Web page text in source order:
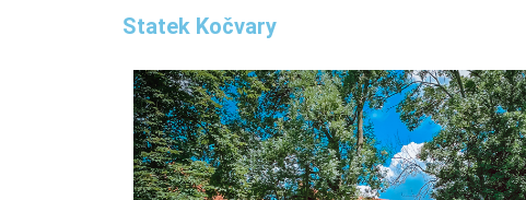
Statek Kočvary